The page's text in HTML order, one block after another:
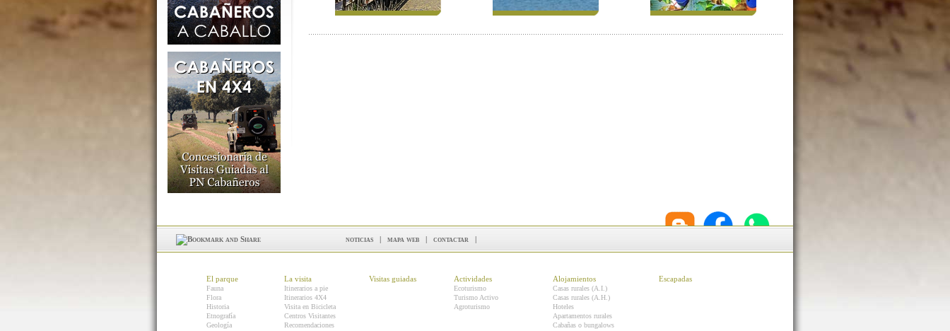
noticias | mapa web | contactar |
El parque
Fauna
Flora
Historia
Etnografía
Geología
La visita
Itinerarios a pie
Itinerarios 4X4
Visita en Bicicleta
Centros Visitantes
Recomendaciones
Visitas guiadas Actividades
Ecoturismo
Turismo Activo
Agroturismo
Alojamientos
Casas rurales (A.I.)
Casas rurales (A.H.)
Hoteles
Apartamentos rurales
Cabañas o bungalows
Escapadas